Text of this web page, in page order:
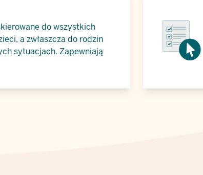
do wszystkich
a zwłaszcza do rodzin
sytuacjach. Zapewniają